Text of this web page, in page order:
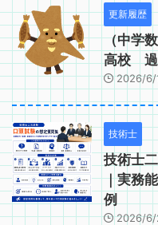
更新履歴
（中学
高校 過
2026/6/
技術士
技術士
｜実務
例
2026/